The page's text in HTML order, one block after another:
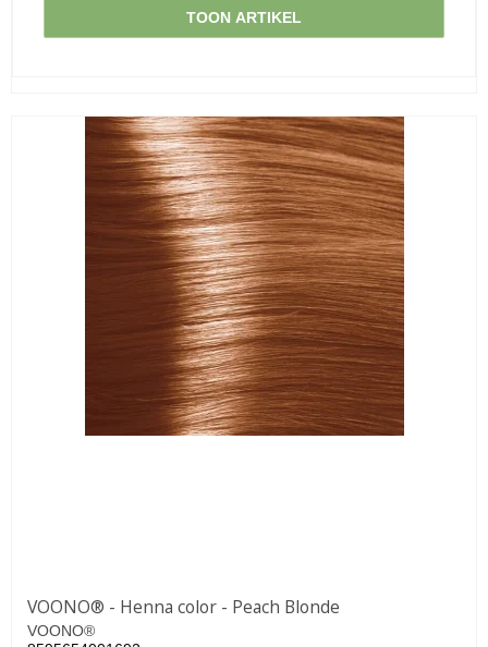
TOON ARTIKEL
VOONO® - Henna color - Peach Blonde
VOONO®